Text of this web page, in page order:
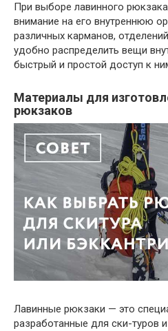
При выборе лавинного
внимание на его внутреннюю
различных карманов,
удобно распределить вещи
быстрый и простой доступ к
Материалы для
рюкзаков
Лавинные рюкзаки — это
разработанные для ски-туров